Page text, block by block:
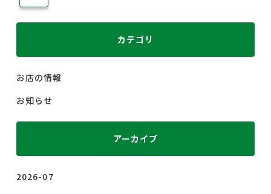
カテゴリ
お店の情報
お知らせ
アーカイブ
2026-07